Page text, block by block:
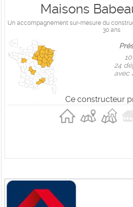
Maisons
Un accompagnement sur-mesure du
30 ans
24
avec
Ce constructeur